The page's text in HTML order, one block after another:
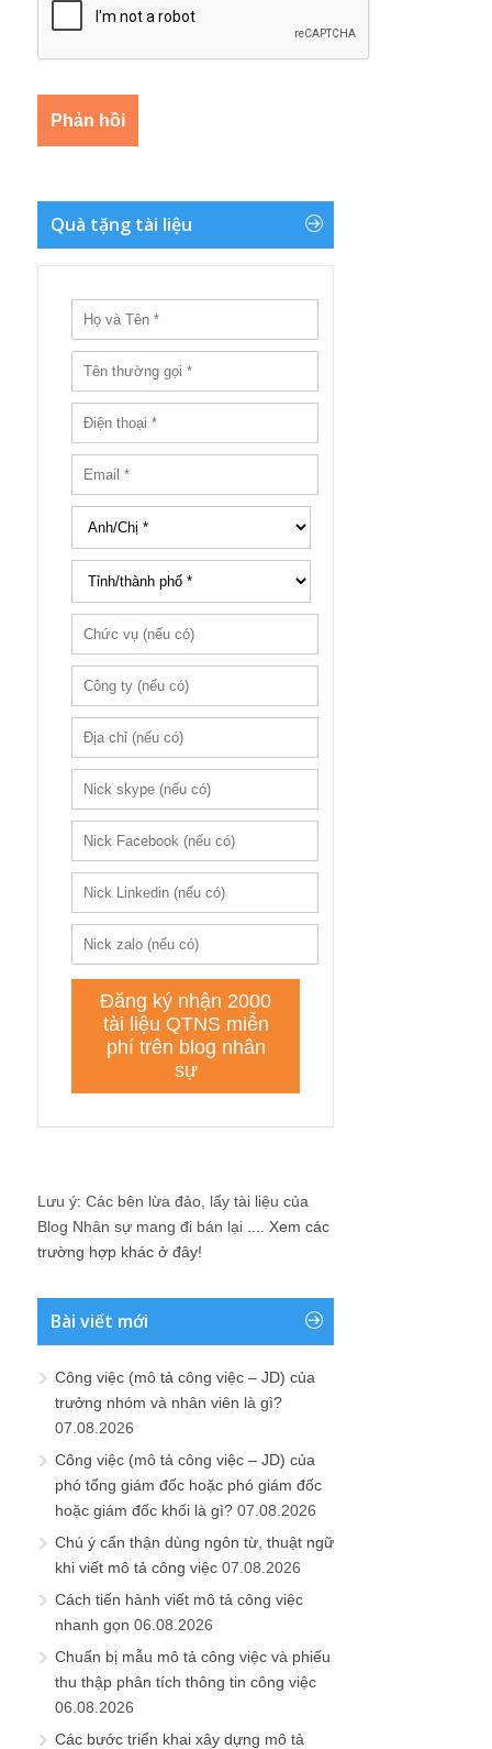
Quà tặng tài liệu
Lưu ý: Các bên lừa đảo, lấy tài liệu của
Blog Nhân sự mang đi bán lại .... Xem các
trường hợp khác ở đây!
Bài viết mới
Công việc (mô tả công việc – JD) của
trưởng nhóm và nhân viên là gì?
07.08.2026
Công việc (mô tả công việc – JD) của
phó tổng giám đốc hoặc phó giám đốc
hoặc giám đốc khối là gì? 07.08.2026
Chú ý cẩn thận dùng ngôn từ, thuật ngữ
khi viết mô tả công việc 07.08.2026
Cách tiến hành viết mô tả công việc
nhanh gọn 06.08.2026
Chuẩn bị mẫu mô tả công việc và phiếu
thu thập phân tích thông tin công việc
06.08.2026
Các bước triển khai xây dựng mô tả